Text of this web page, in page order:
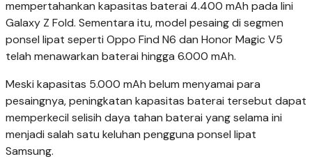
mempertahankan kapasitas baterai 4.400 mAh pada lini
Galaxy Z Fold. Sementara itu, model pesaing di segmen
ponsel lipat seperti Oppo Find N6 dan Honor Magic V5
telah menawarkan baterai hingga 6.000 mAh.
Meski kapasitas 5.000 mAh belum menyamai para
pesaingnya, peningkatan kapasitas baterai tersebut dapat
memperkecil selisih daya tahan baterai yang selama ini
menjadi salah satu keluhan pengguna ponsel lipat
Samsung.